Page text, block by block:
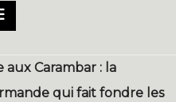
aux Carambar : la
qui fait fondre les